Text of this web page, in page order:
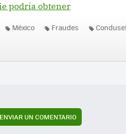
podría obtener
México Fraudes
UN COMENTARIO